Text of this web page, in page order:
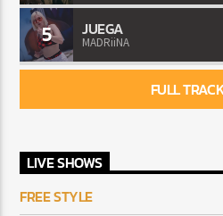
5 JUEGA
MADRiiNA
FULL
LIVE SHOWS
FREE STYLE